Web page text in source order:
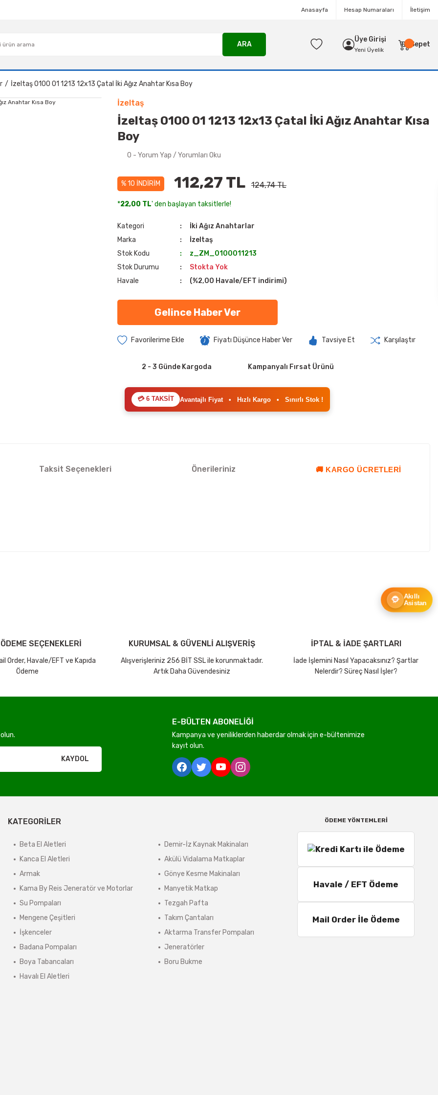
Anasayfa Hesap Numaraları İletişim
ARA
Üye Girişi
Yeni Üyelik
Sepet
İzeltaş 0100 01 1213 12x13 Çatal İki Ağız Anahtar Kısa Boy
İzeltaş
İzeltaş 0100 01 1213 12x13 Çatal İki Ağız Anahtar Kısa
Boy
0 - Yorum Yap / Yorumları Oku
% 10 İNDİRİM 112,27 TL 124,74 TL
*22,00 TL' den başlayan taksitlerle!
Kategori
İki Ağız Anahtarlar
Marka
İzeltaş
Stok Kodu
z_ZM_0100011213
Stok Durumu
Stokta Yok
Havale
(%2,00 Havale/EFT indirimi)
Gelince Haber Ver
Fiyatı Düşünce Haber Ver Tavsiye Et Karşılaştır
2 - 3 Günde Kargoda Kampanyalı Fırsat Ürünü
💳 6 TAKSİT Avantajlı Fiyat • Hızlı Kargo • Sınırlı Stok !
Taksit Seçenekleri Önerileriniz 🚚 KARGO ÜCRETLERI
tabidir.
kargo ücreti karşı ödemeli olarak yansıtılabilir.
sistem tarafından otomatik olarak hesaplanmaktadır.
SEÇENEKLERİ
Order, Havale/EFT ve Kapıda
Ödeme
KURUMSAL & GÜVENLİ ALIŞVERİŞ
Alışverişleriniz 256 BİT SSL ile korunmaktadır.
Artık Daha Güvendesiniz
İPTAL & İADE ŞARTLARI
İade İşlemini Nasıl Yapacaksınız? Şartlar
Nelerdir? Süreç Nasıl İşler?
KAYDOL
E-BÜLTEN ABONELİĞİ
Kampanya ve yeniliklerden haberdar olmak için e-bültenimize
kayıt olun.
KATEGORİLER
Beta El Aletleri
Kanca El Aletleri
Armak
Kama By Reis Jeneratör ve Motorlar
Su Pompaları
Mengene Çeşitleri
İşkenceler
Badana Pompaları
Boya Tabancaları
Havalı El Aletleri
Demir-İz Kaynak Makinaları
Akülü Vidalama Matkaplar
Gönye Kesme Makinaları
Manyetik Matkap
Tezgah Pafta
Takım Çantaları
Aktarma Transfer Pompaları
Jeneratörler
Boru Bukme
ÖDEME YÖNTEMLERİ
Havale / EFT Ödeme
Mail Order İle Ödeme
Akıllı
Asistan